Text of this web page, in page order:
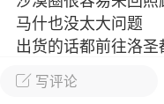
：下单以后在右边消
像 — 我的订单 — 待
看卡密详情问：我...
写评论
马什也没太大问题
出货的话都前往洛